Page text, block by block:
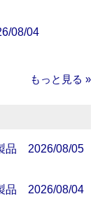
08/04
もっと見る »
品 2026/08/05
品 2026/08/04